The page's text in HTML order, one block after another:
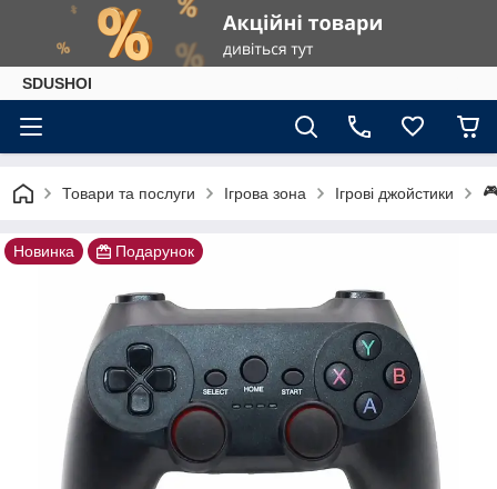
SDUSHOI
Товари та послуги Ігрова зона Ігрові джойстики
Новинка Подарунок